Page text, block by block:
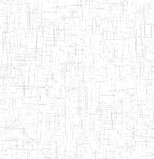
12/08/2013 ENIEG
05/09/2003 ENIEG